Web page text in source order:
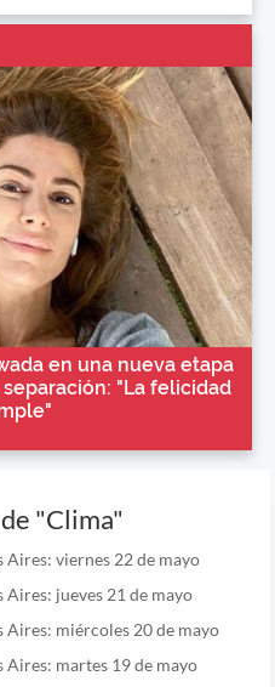
en una nueva etapa
"La felicidad
"Clima"
Aires: viernes 22 de mayo
jueves 21 de mayo
Aires: miércoles 20 de mayo
Aires: martes 19 de mayo